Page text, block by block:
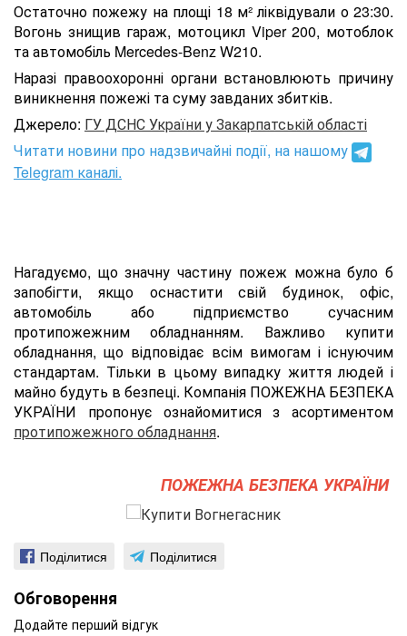
Остаточно пожежу на площі 18 м² ліквідували о 23:30.
Вогонь знищив гараж, мотоцикл Viper 200, мотоблок
та автомобіль Mercedes-Benz W210.
Наразі правоохоронні органи встановлюють причину
виникнення пожежі та суму завданих збитків.
Джерело: ГУ ДСНС України у Закарпатській області
Читати новини про надзвичайні події, на нашому
Telegram каналі.
Нагадуємо, що значну частину пожеж можна було б
запобігти, якщо оснастити свій будинок, офіс,
автомобіль або підприємство сучасним
протипожежним обладнанням. Важливо купити
обладнання, що відповідає всім вимогам і існуючим
стандартам. Тільки в цьому випадку життя людей і
майно будуть в безпеці. Компанія ПОЖЕЖНА БЕЗПЕКА
УКРАЇНИ пропонує ознайомитися з асортиментом
протипожежного обладнання.
ПОЖЕЖНА БЕЗПЕКА УКРАЇНИ
Поділитися Поділитися
Обговорення
Додайте перший відгук